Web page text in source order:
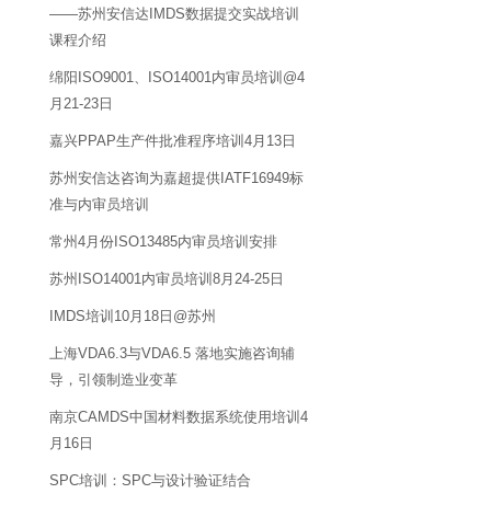
——苏州安信达IMDS数据提交实战培训
课程介绍
绵阳ISO9001、ISO14001内审员培训@4
月21-23日
嘉兴PPAP生产件批准程序培训4月13日
苏州安信达咨询为嘉超提供IATF16949标
准与内审员培训
常州4月份ISO13485内审员培训安排
苏州ISO14001内审员培训8月24-25日
IMDS培训10月18日@苏州
上海VDA6.3与VDA6.5 落地实施咨询辅
导，引领制造业变革
南京CAMDS中国材料数据系统使用培训4
月16日
SPC培训：SPC与设计验证结合